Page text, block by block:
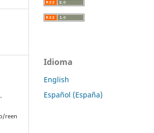
reen
Idioma
English
Español (España)